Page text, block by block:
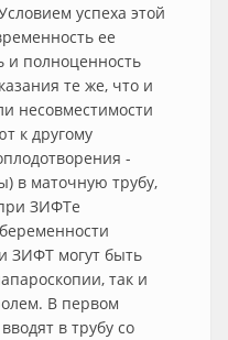
успеха этой
ее
и полноценность
те же, что и
несовместимости
к другому
-
в маточную трубу,
ЗИФТе
ЗИФТ могут быть
так и
В первом
в трубу со